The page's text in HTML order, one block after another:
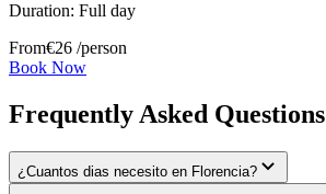
Duration: Full day
From€26 /person
Book Now
Frequently Asked Questions
¿Cuantos dias necesito en Florencia?